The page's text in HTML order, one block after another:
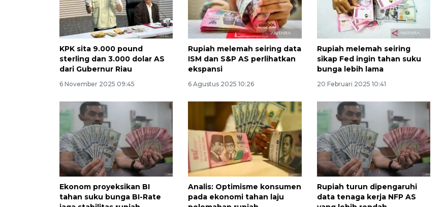
KPK sita 9.000 pound
sterling dan 3.000 dolar AS
dari Gubernur Riau
6 November 2025 09:45
Rupiah melemah seiring data
ISM dan S&P AS perlihatkan
ekspansi
6 Agustus 2025 10:26
Rupiah melemah seiring
sikap Fed ingin tahan suku
bunga lebih lama
20 Februari 2025 10:41
Ekonom proyeksikan BI
tahan suku bunga BI-Rate
Analis: Optimisme konsumen
pada ekonomi tahan laju
Rupiah turun dipengaruhi
data tenaga kerja NFP AS